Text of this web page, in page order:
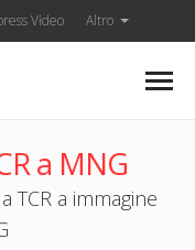
Video Altro
a MNG
TCR a immagine